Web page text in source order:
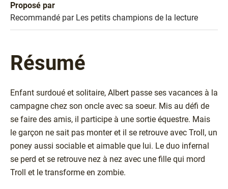
Proposé par
Sélection
Recommandé par Les petits champions de la lecture
Résumé
Enfant surdoué et solitaire, Albert passe ses vacances à la
campagne chez son oncle avec sa soeur. Mis au défi de
se faire des amis, il participe à une sortie équestre. Mais
le garçon ne sait pas monter et il se retrouve avec Troll, un
poney aussi sociable et aimable que lui. Le duo infernal
se perd et se retrouve nez à nez avec une fille qui mord
Troll et le transforme en zombie.